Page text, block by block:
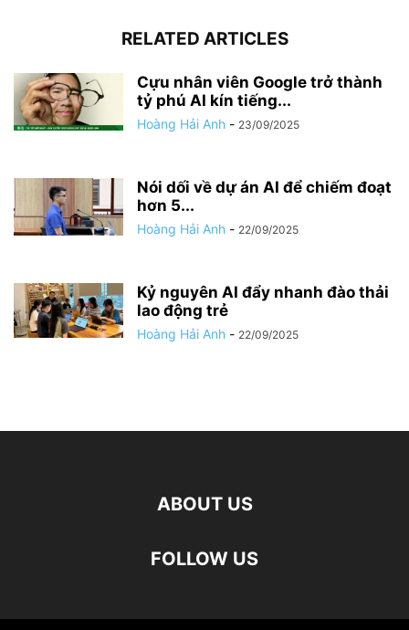
RELATED ARTICLES
Cựu nhân viên Google trở thành
tỷ phú AI kín tiếng...
Hoàng Hải Anh - 23/09/2025
Nói dối về dự án AI để chiếm đoạt
hơn 5...
Hoàng Hải Anh - 22/09/2025
Kỷ nguyên AI đẩy nhanh đào thải
lao động trẻ
Hoàng Hải Anh - 22/09/2025
ABOUT US
FOLLOW US